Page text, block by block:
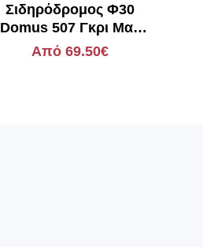
Σιδηρόδρομος Φ30
Domus 507 Γκρι Ματ
Σύμη
Από 69.50€